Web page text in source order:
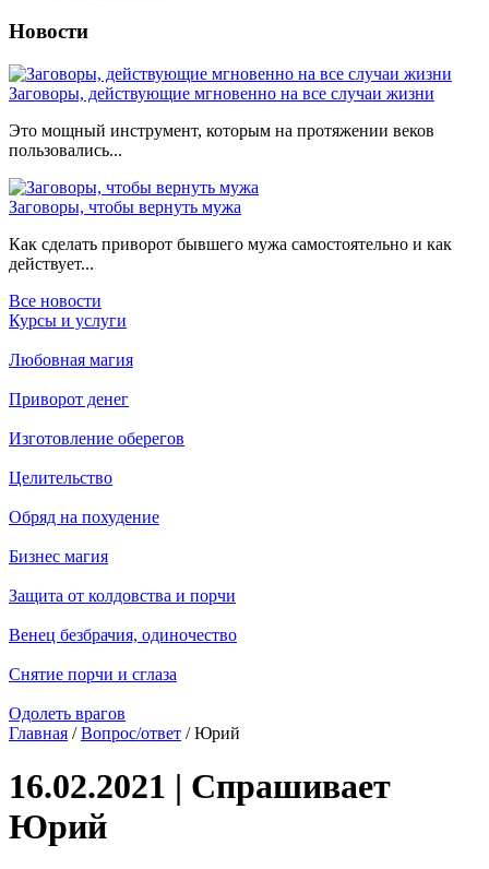
Новости
Заговоры, действующие мгновенно на все случаи жизни
Это мощный инструмент, которым на протяжении веков
пользовались...
Заговоры, чтобы вернуть мужа
Как сделать приворот бывшего мужа самостоятельно и как
действует...
Все новости
Курсы и услуги
Любовная магия
Приворот денег
Изготовление оберегов
Целительство
Обряд на похудение
Бизнес магия
Защита от колдовства и порчи
Венец безбрачия, одиночество
Снятие порчи и сглаза
Одолеть врагов
Главная /Вопрос/ответ / Юрий
16.02.2021 | Спрашивает
Юрий